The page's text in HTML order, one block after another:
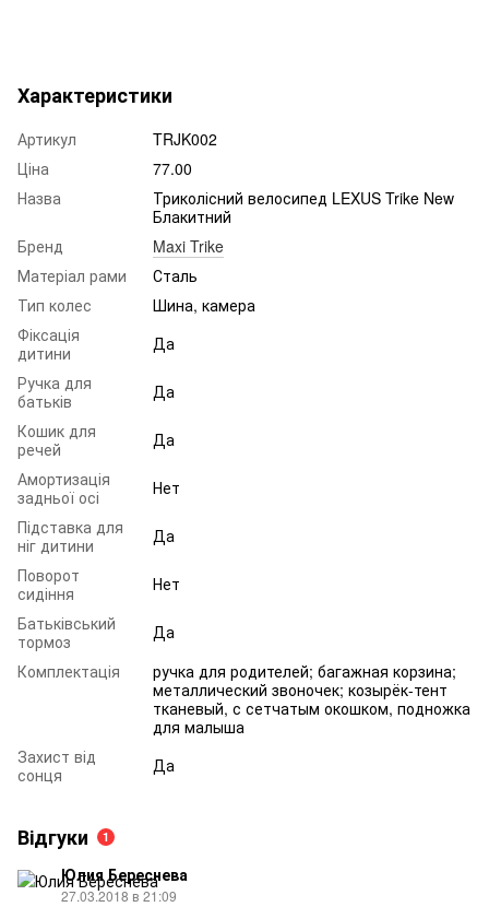
Характеристики
Артикул
TRJK002
Ціна
77.00
Назва
Триколісний велосипед LEXUS Trike New
Блакитний
Бренд
Maxi Trike
Матеріал рами
Сталь
Тип колес
Шина, камера
Фіксація
дитини
Да
Ручка для
батьків
Да
Кошик для
речей
Да
Амортизація
задньої осі
Нет
Підставка для
ніг дитини
Да
Поворот
сидіння
Нет
Батьківський
тормоз
Да
Комплектація
ручка для родителей; багажная корзина;
металлический звоночек; козырёк-тент
тканевый, с сетчатым окошком, подножка
для малыша
Захист від
сонця
Да
Відгуки 1
Юлия Береснева
27.03.2018 в 21:09